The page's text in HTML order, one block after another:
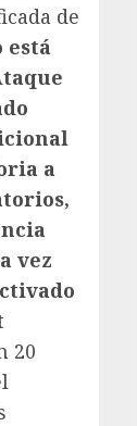
de
está
a
vez
20